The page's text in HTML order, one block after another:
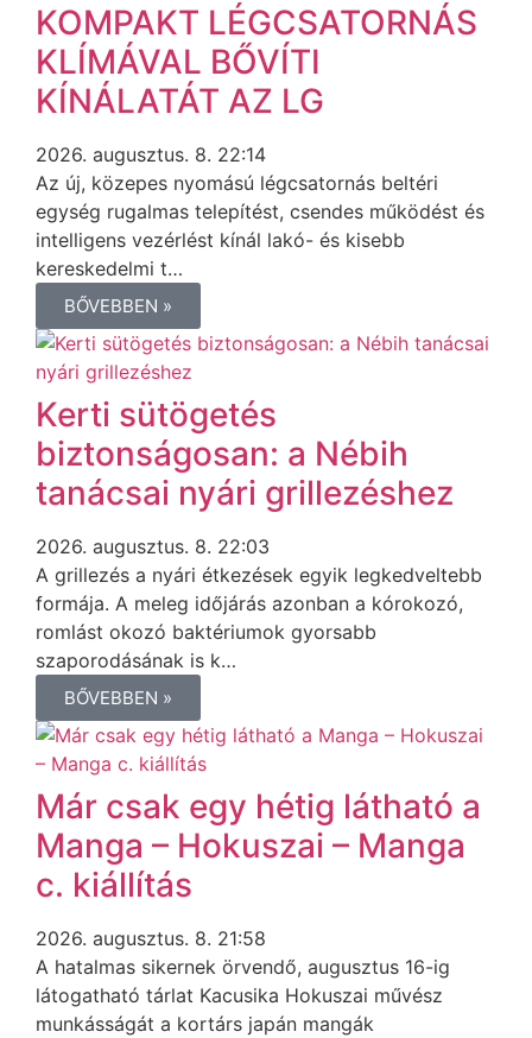
KOMPAKT LÉGCSATORNÁS
KLÍMÁVAL BŐVÍTI
KÍNÁLATÁT AZ LG
2026. augusztus. 8. 22:14
Az új, közepes nyomású légcsatornás beltéri
egység rugalmas telepítést, csendes működést és
intelligens vezérlést kínál lakó- és kisebb
kereskedelmi t…
BŐVEBBEN »
Kerti sütögetés
biztonságosan: a Nébih
tanácsai nyári grillezéshez
2026. augusztus. 8. 22:03
A grillezés a nyári étkezések egyik legkedveltebb
formája. A meleg időjárás azonban a kórokozó,
romlást okozó baktériumok gyorsabb
szaporodásának is k…
BŐVEBBEN »
Már csak egy hétig látható a
Manga – Hokuszai – Manga
c. kiállítás
2026. augusztus. 8. 21:58
A hatalmas sikernek örvendő, augusztus 16-ig
látogatható tárlat Kacusika Hokuszai művész
munkásságát a kortárs japán mangák